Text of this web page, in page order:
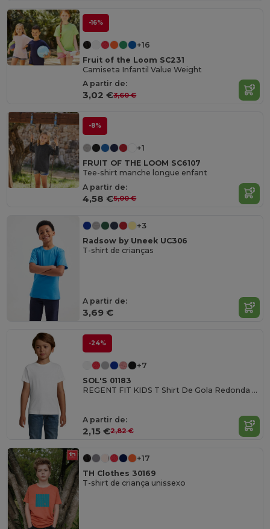
-16%
+16
Fruit of the Loom SC231
Camiseta Infantil Value Weight
A partir de:
3,02 €3,60 €
-8%
+1
FRUIT OF THE LOOM SC6107
Tee-shirt manche longue enfant
A partir de:
4,58 €5,00 €
+3
Radsow by Uneek UC306
T-shirt de crianças
A partir de:
3,69 €
-24%
+7
SOL'S 01183
REGENT FIT KIDS T Shirt De Gola Redonda Para Criança
A partir de:
2,15 €2,82 €
+17
TH Clothes 30169
T-shirt de criança unissexo